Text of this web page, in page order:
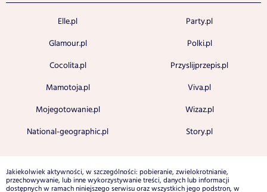
Elle.pl
Glamour.pl
Cocolita.pl
Mamotoja.pl
Mojegotowanie.pl
National-geographic.pl
Party.pl
Polki.pl
Przyslijprzepis.pl
Viva.pl
Wizaz.pl
Story.pl
Jakiekolwiek aktywności, w szczególności: pobieranie, zwielokrotnianie,
przechowywanie, lub inne wykorzystywanie treści, danych lub informacji
dostępnych w ramach niniejszego serwisu oraz wszystkich jego podstron, w